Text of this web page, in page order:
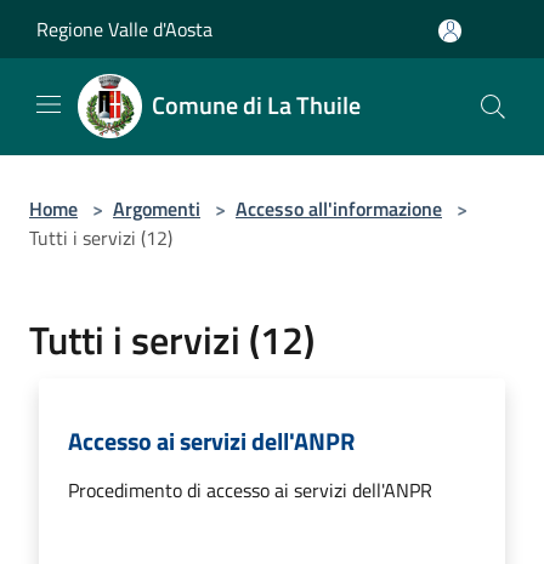
Regione Valle d'Aosta
Comune di La Thuile
Home > Argomenti > Accesso all'informazione >
Tutti i servizi (12)
Tutti i servizi (12)
Accesso ai servizi dell'ANPR
Procedimento di accesso ai servizi dell'ANPR